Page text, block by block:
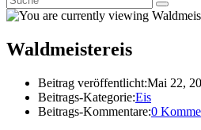
Waldmeistereis
Beitrag veröffentlicht:Mai 22,
Beitrags-Kategorie:Eis
Beitrags-Kommentare:0